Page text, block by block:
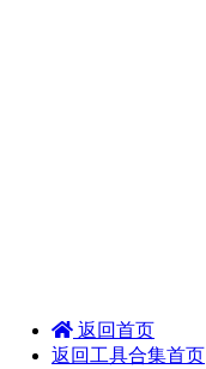
返回首页
返回工具合集首页